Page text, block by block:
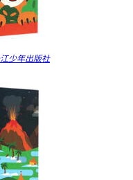
少年出版社